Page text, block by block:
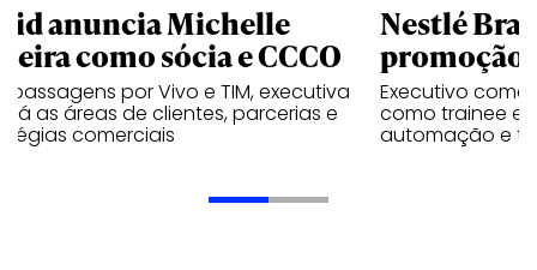
anuncia Michelle
como sócia e CCCO
passagens por Vivo e TIM, executiva
as áreas de clientes, parcerias e
comerciais
Nestlé
promoção
Executivo
como trainee e
automação e